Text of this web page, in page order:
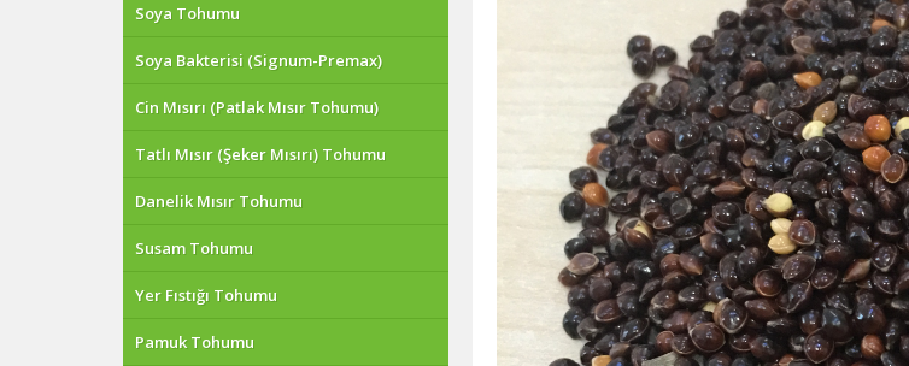
Soya Tohumu
Soya Bakterisi (Signum-Premax)
Cin Mısırı (Patlak Mısır Tohumu)
Tatlı Mısır (Şeker Mısırı) Tohumu
Danelik Mısır Tohumu
Susam Tohumu
Yer Fıstığı Tohumu
Pamuk Tohumu